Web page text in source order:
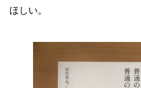
ほしい。